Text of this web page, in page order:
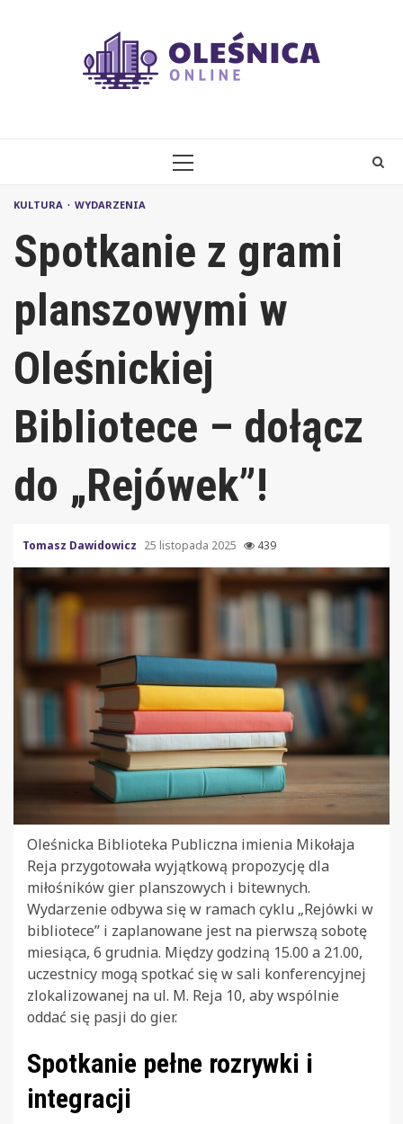
PRIMARY
KULTURA WYDARZENIA
Spotkanie z grami
planszowymi w
Oleśnickiej
Bibliotece – dołącz
do „Rejówek”!
Tomasz Dawidowicz 25 listopada 2025 439
Oleśnicka Biblioteka Publiczna imienia Mikołaja
Reja przygotowała wyjątkową propozycję dla
miłośników gier planszowych i bitewnych.
Wydarzenie odbywa się w ramach cyklu „Rejówki w
bibliotece” i zaplanowane jest na pierwszą sobotę
miesiąca, 6 grudnia. Między godziną 15.00 a 21.00,
uczestnicy mogą spotkać się w sali konferencyjnej
zlokalizowanej na ul. M. Reja 10, aby wspólnie
oddać się pasji do gier.
Spotkanie pełne rozrywki i
integracji